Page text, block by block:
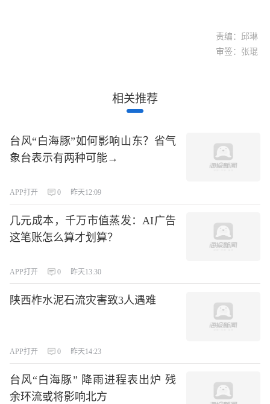
责编：邱琳
审签：张琨
相关推荐
台风“白海豚”如何影响山东？省气
象台表示有两种可能→
APP打开 0 昨天12:09
几元成本，千万市值蒸发：AI广告
这笔账怎么算才划算？
APP打开 0 昨天13:30
陕西柞水泥石流灾害致3人遇难
APP打开 0 昨天14:23
台风“白海豚” 降雨进程表出炉 残
余环流或将影响北方